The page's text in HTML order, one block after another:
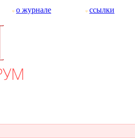
о журнале ссылки